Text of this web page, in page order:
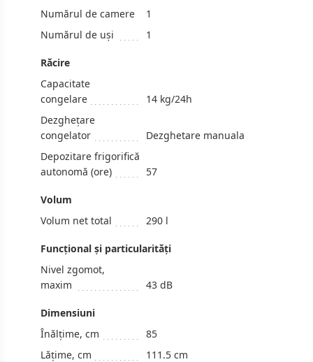
Numărul de camere
1
Numărul de uși
1
Răcire
Capacitate
congelare
14 kg/24h
Dezghețare
congelator
Dezghetare manuala
Depozitare frigorifică
autonomă (ore)
57
Volum
Volum net total
290 l
Funcțional și particularități
Nivel zgomot,
maxim
43 dB
Dimensiuni
Înălțime, cm
85
Lățime, cm
111.5 cm